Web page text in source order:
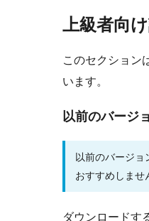
上級者向
このセクション
います。
以前のバージ
以前のバージョ
おすすめしませ
ダウンロードす